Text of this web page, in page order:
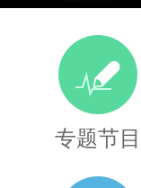
专题节目